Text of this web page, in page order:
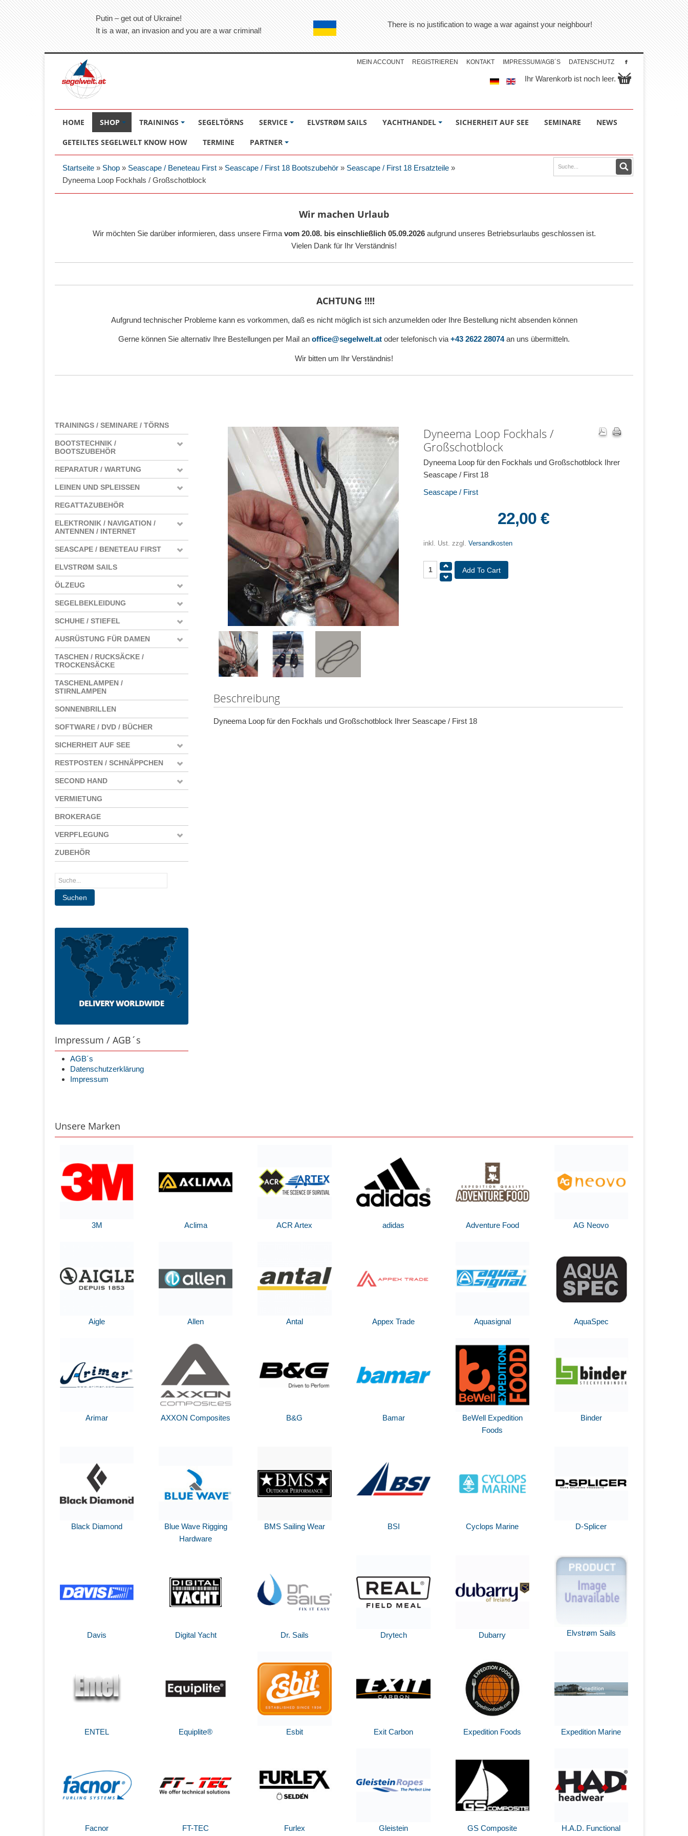
Putin – get out of Ukraine!
It is a war, an invasion and you are a war criminal!
There is no justification to wage a war against your neighbour!
KONTAKT IMPRESSUM/AGB´S DATENSCHUTZ
MEIN ACCOUNT REGISTRIEREN
Ihr Warenkorb ist noch leer.
HOME SHOP TRAININGS SEGELTÖRNS SERVICE ELVSTRØM SAILS YACHTHANDEL SICHERHEIT AUF SEE SEMINARE NEWS
GETEILTES SEGELWELT KNOW HOW TERMINE PARTNER
Startseite » Shop » Seascape / Beneteau First » Seascape / First 18 Bootszubehör » Seascape / First 18 Ersatzteile »
Dyneema Loop Fockhals / Großschotblock
Wir machen Urlaub
Wir möchten Sie darüber informieren, dass unsere Firma vom 20.08. bis einschließlich 05.09.2026aufgrund unseres Betriebsurlaubs geschlossen ist.
Vielen Dank für Ihr Verständnis!
ACHTUNG !!!!
Aufgrund technischer Probleme kann es vorkommen, daß es nicht möglich ist sich anzumelden oder Ihre Bestellung nicht absenden können
Gerne können Sie alternativ Ihre Bestellungen per Mail an office@segelwelt.at oder telefonisch via +43 2622 28074an uns übermitteln.
Wir bitten um Ihr Verständnis!
TRAININGS / SEMINARE / TÖRNS
BOOTSTECHNIK /
BOOTSZUBEHÖR
REPARATUR / WARTUNG
LEINEN UND SPLEISSEN
REGATTAZUBEHÖR
ELEKTRONIK / NAVIGATION /
ANTENNEN / INTERNET
SEASCAPE / BENETEAU FIRST
ELVSTRØM SAILS
ÖLZEUG
SEGELBEKLEIDUNG
SCHUHE / STIEFEL
AUSRÜSTUNG FÜR DAMEN
TASCHEN / RUCKSÄCKE /
TROCKENSÄCKE
TASCHENLAMPEN /
STIRNLAMPEN
SONNENBRILLEN
SOFTWARE / DVD / BÜCHER
SICHERHEIT AUF SEE
RESTPOSTEN / SCHNÄPPCHEN
SECOND HAND
VERMIETUNG
BROKERAGE
VERPFLEGUNG
ZUBEHÖR
Impressum / AGB´s
AGB´s
Datenschutzerklärung
Impressum
Dyneema Loop Fockhals /
Großschotblock
Dyneema Loop für den Fockhals und Großschotblock Ihrer
Seascape / First 18
Seascape / First
22,00 €
inkl. Ust. zzgl.Versandkosten
Beschreibung
Dyneema Loop für den Fockhals und Großschotblock Ihrer Seascape / First 18
Unsere Marken
3M Aclima ACR Artex adidas Adventure Food AG Neovo
Aigle Allen Antal Appex Trade Aquasignal AquaSpec
Arimar AXXON Composites B&G Bamar
BeWell Expedition
Foods
Binder
Black Diamond
Blue Wave Rigging
Hardware
BMS Sailing Wear BSI Cyclops Marine D-Splicer
Davis Digital Yacht Dr. Sails Drytech Dubarry Elvstrøm Sails
ENTEL Equiplite® Esbit Exit Carbon Expedition Foods Expedition Marine
Facnor FT-TEC Furlex Gleistein GS Composite
H.A.D. Functional